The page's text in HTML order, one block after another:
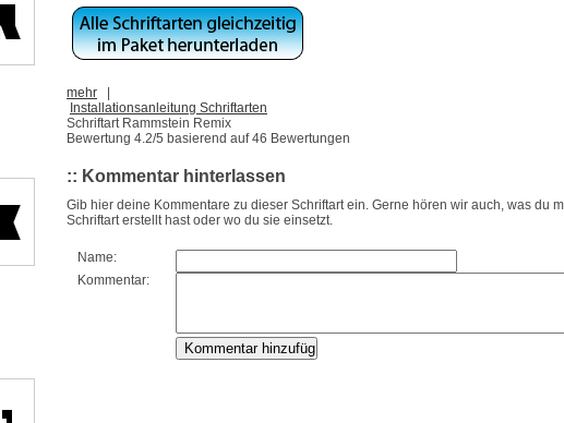
mehr
Installationsanleitung Schriftarten
Schriftart Rammstein Remix
Bewertung 4.2/5 basierend auf46 Bewertungen
:: Kommentar hinterlassen
Gib hier deine Kommentare zu dieser Schriftart ein. Gerne hören wir auch, was du
Schriftart erstellt hast oder wo du sie einsetzt.
Name:
Kommentar: